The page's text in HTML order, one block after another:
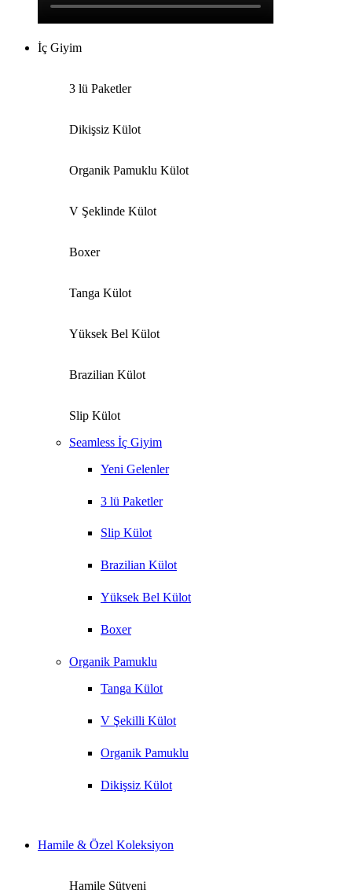
İç Giyim
3 lü Paketler
Dikişsiz Külot
Organik Pamuklu Külot
V Şeklinde Külot
Boxer
Tanga Külot
Yüksek Bel Külot
Brazilian Külot
Slip Külot
Seamless İç Giyim
Yeni Gelenler
3 lü Paketler
Slip Külot
Brazilian Külot
Yüksek Bel Külot
Boxer
Organik Pamuklu
Tanga Külot
V Şekilli Külot
Organik Pamuklu
Dikişsiz Külot
Hamile & Özel Koleksiyon
Hamile Sütyeni